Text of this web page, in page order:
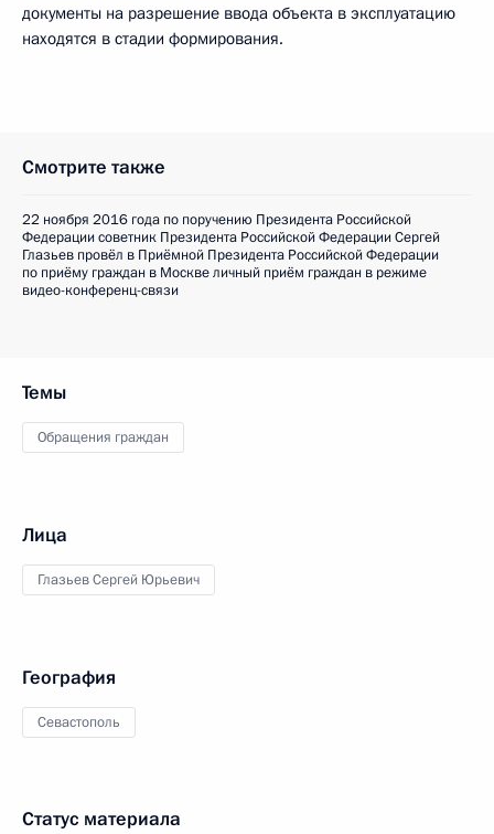
документы на разрешение ввода объекта в эксплуатацию
находятся в стадии формирования.
Смотрите также
22 ноября 2016 года по поручению Президента Российской
Федерации советник Президента Российской Федерации Сергей
Глазьев провёл в Приёмной Президента Российской Федерации
по приёму граждан в Москве личный приём граждан в режиме
видео-конференц-связи
Темы
Обращения граждан
Лица
Глазьев Сергей Юрьевич
География
Севастополь
Статус материала